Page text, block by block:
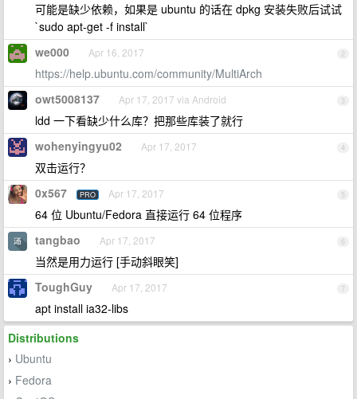
可能是缺少依赖，如果是 ubuntu 的话在 dpkg 安装失败后试试
`sudo apt-get -f install`
2
we000 Apr 16, 2017
https://help.ubuntu.com/community/MultiArch
3
owt5008137 Apr 17, 2017 via Android
ldd 一下看缺少什么库？把那些库装了就行
4
wohenyingyu02 Apr 17, 2017
双击运行？
5
0x567 PRO Apr 17, 2017
64 位 Ubuntu/Fedora 直接运行 64 位程序
6
tangbao Apr 17, 2017
当然是用力运行 [手动斜眼笑]
7
ToughGuy Apr 17, 2017
apt install ia32-libs
Distributions
› Ubuntu
› Fedora